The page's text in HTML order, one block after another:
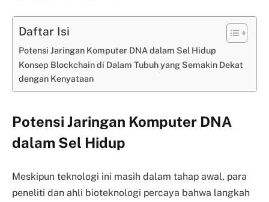
Daftar Isi
Potensi Jaringan Komputer DNA dalam Sel Hidup
Konsep Blockchain di Dalam Tubuh yang Semakin Dekat
dengan Kenyataan
Potensi Jaringan Komputer DNA
dalam Sel Hidup
Meskipun teknologi ini masih dalam tahap awal, para
peneliti dan ahli bioteknologi percaya bahwa langkah